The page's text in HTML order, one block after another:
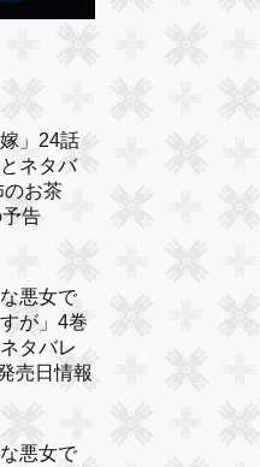
」24話
ネタバ
のお茶
告
悪女で
が」4巻
タバレ
売日情報
悪女で